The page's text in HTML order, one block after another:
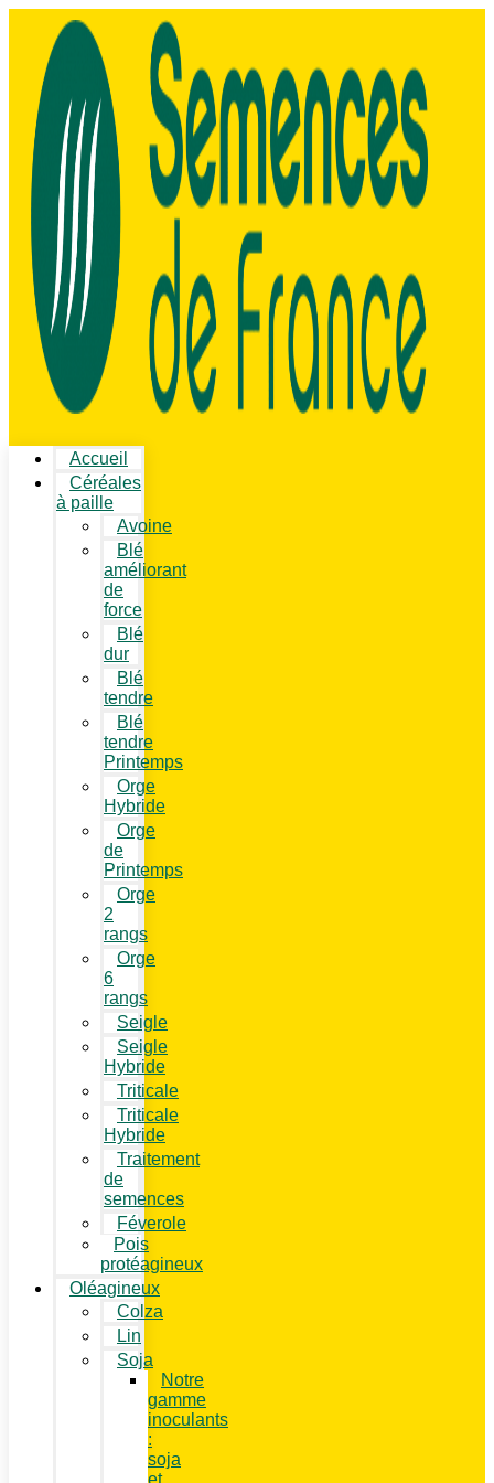
Accueil
Céréales
à paille
Avoine
Blé
améliorant
de
force
Blé
dur
Blé
tendre
Blé
tendre
Printemps
Orge
Hybride
Orge
de
Printemps
Orge
2
rangs
Orge
6
rangs
Seigle
Seigle
Hybride
Triticale
Triticale
Hybride
Traitement
de
semences
Féverole
Pois
protéagineux
Oléagineux
Colza
Lin
Soja
Notre
gamme
inoculants
:
soja
et